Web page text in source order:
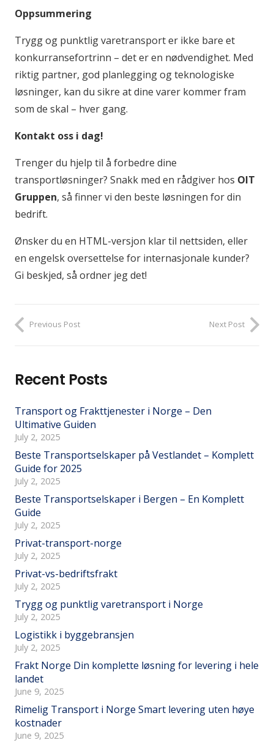
Oppsummering
Trygg og punktlig varetransport er ikke bare et
konkurransefortrinn – det er en nødvendighet. Med
riktig partner, god planlegging og teknologiske
løsninger, kan du sikre at dine varer kommer fram
som de skal – hver gang.
Kontakt oss i dag!
Trenger du hjelp til å forbedre dine
transportløsninger? Snakk med en rådgiver hos OIT
Gruppen, så finner vi den beste løsningen for din
bedrift.
Ønsker du en HTML-versjon klar til nettsiden, eller
en engelsk oversettelse for internasjonale kunder?
Gi beskjed, så ordner jeg det!
Previous Post Next Post
Recent Posts
Transport og Frakttjenester i Norge – Den
Ultimative Guiden
July 2, 2025
Beste Transportselskaper på Vestlandet – Komplett
Guide for 2025
July 2, 2025
Beste Transportselskaper i Bergen – En Komplett
Guide
July 2, 2025
Privat-transport-norge
July 2, 2025
Privat-vs-bedriftsfrakt
July 2, 2025
Trygg og punktlig varetransport i Norge
July 2, 2025
Logistikk i byggebransjen
July 2, 2025
Frakt Norge Din komplette løsning for levering i hele
landet
June 9, 2025
Rimelig Transport i Norge Smart levering uten høye
kostnader
June 9, 2025